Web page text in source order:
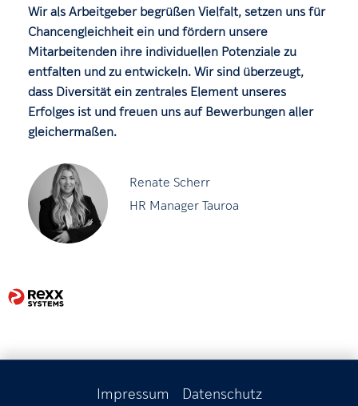
Wir als Arbeitgeber begrüßen Vielfalt, setzen uns für
Chancengleichheit ein und fördern unsere
Mitarbeitenden ihre individuellen Potenziale zu
entfalten und zu entwickeln. Wir sind überzeugt,
dass Diversität ein zentrales Element unseres
Erfolges ist und freuen uns auf Bewerbungen aller
gleichermaßen.
Renate Scherr
HR Manager Tauroa
Impressum Datenschutz